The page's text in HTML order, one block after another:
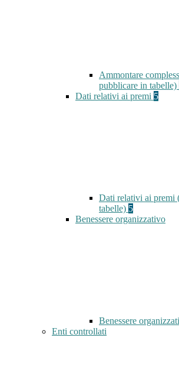
Ammontare
pubblicare in tabelle)
Dati relativi ai premi 5
Dati relativi ai premi
tabelle) 5
Benessere organizzativo
Benessere
Enti controllati